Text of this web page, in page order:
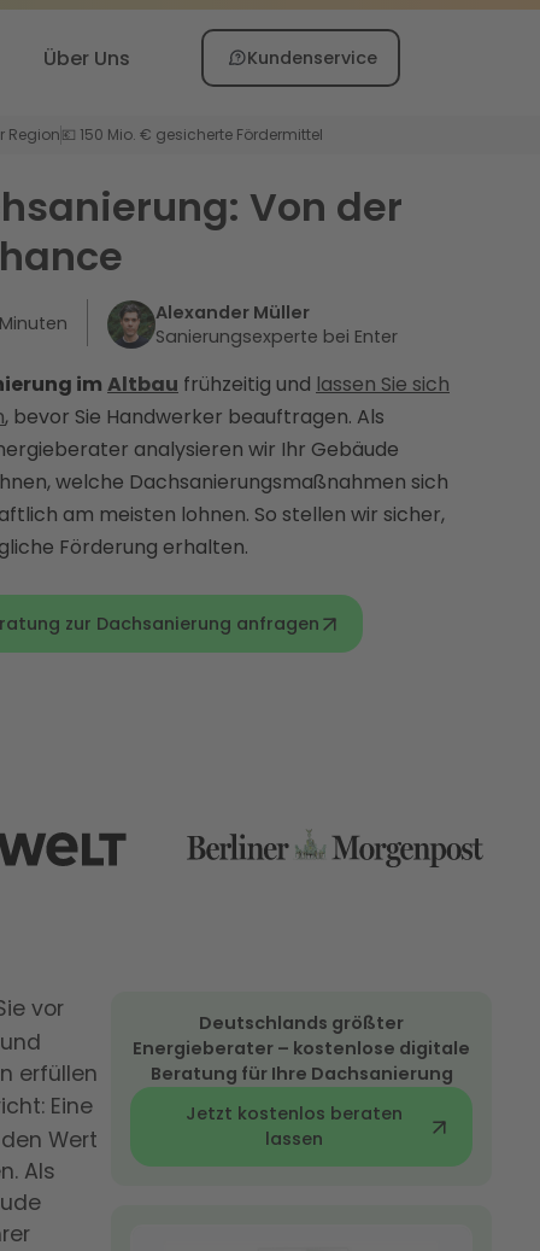
Über Uns Kundenservice
Region💶 150 Mio. € gesicherte Fördermittel
Von der
Alexander Müller
Sanierungsexperte bei Enter
im Altbau frühzeitig und lassen Sie sich
, bevor Sie Handwerker beauftragen. Als
analysieren wir Ihr Gebäude
welche Dachsanierungsmaßnahmen sich
am meisten lohnen. So stellen wir sicher,
Förderung erhalten.
zur Dachsanierung anfragen
vor
erfüllen
Eine
Wert
Als
Deutschlands größter
Energieberater – kostenlose digitale
Beratung für Ihre Dachsanierung
Jetzt kostenlos beraten
lassen